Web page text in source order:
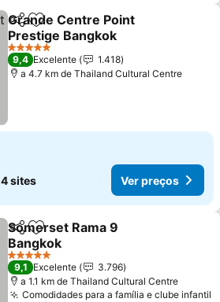
PartilharAdicionar aos favoritos
Grande Centre Point
Prestige Bangkok
5 Estrelas
9,4 Excelente
1.418
a 4.7 km de Thailand Cultural Centre
4 sites Ver preços
PartilharAdicionar aos favoritos
Somerset Rama 9
Bangkok
5 Estrelas
9,1 Excelente
3.796
a 1.1 km de Thailand Cultural Centre
Comodidades para a família e clube infantil